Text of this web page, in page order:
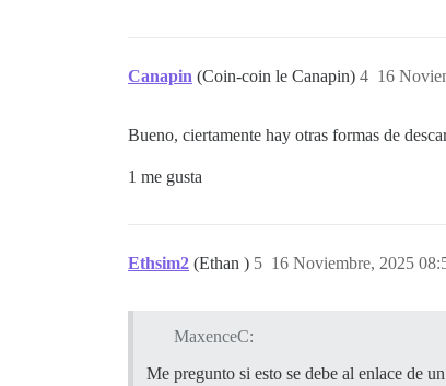
Canapin (Coin-coin le Canapin) 16
4
Bueno, ciertamente hay otras formas de
1 me gusta
Ethsim2 (Ethan ) 16 Noviembre, 2025
5
MaxenceC:
Me pregunto si esto se debe al enlace de